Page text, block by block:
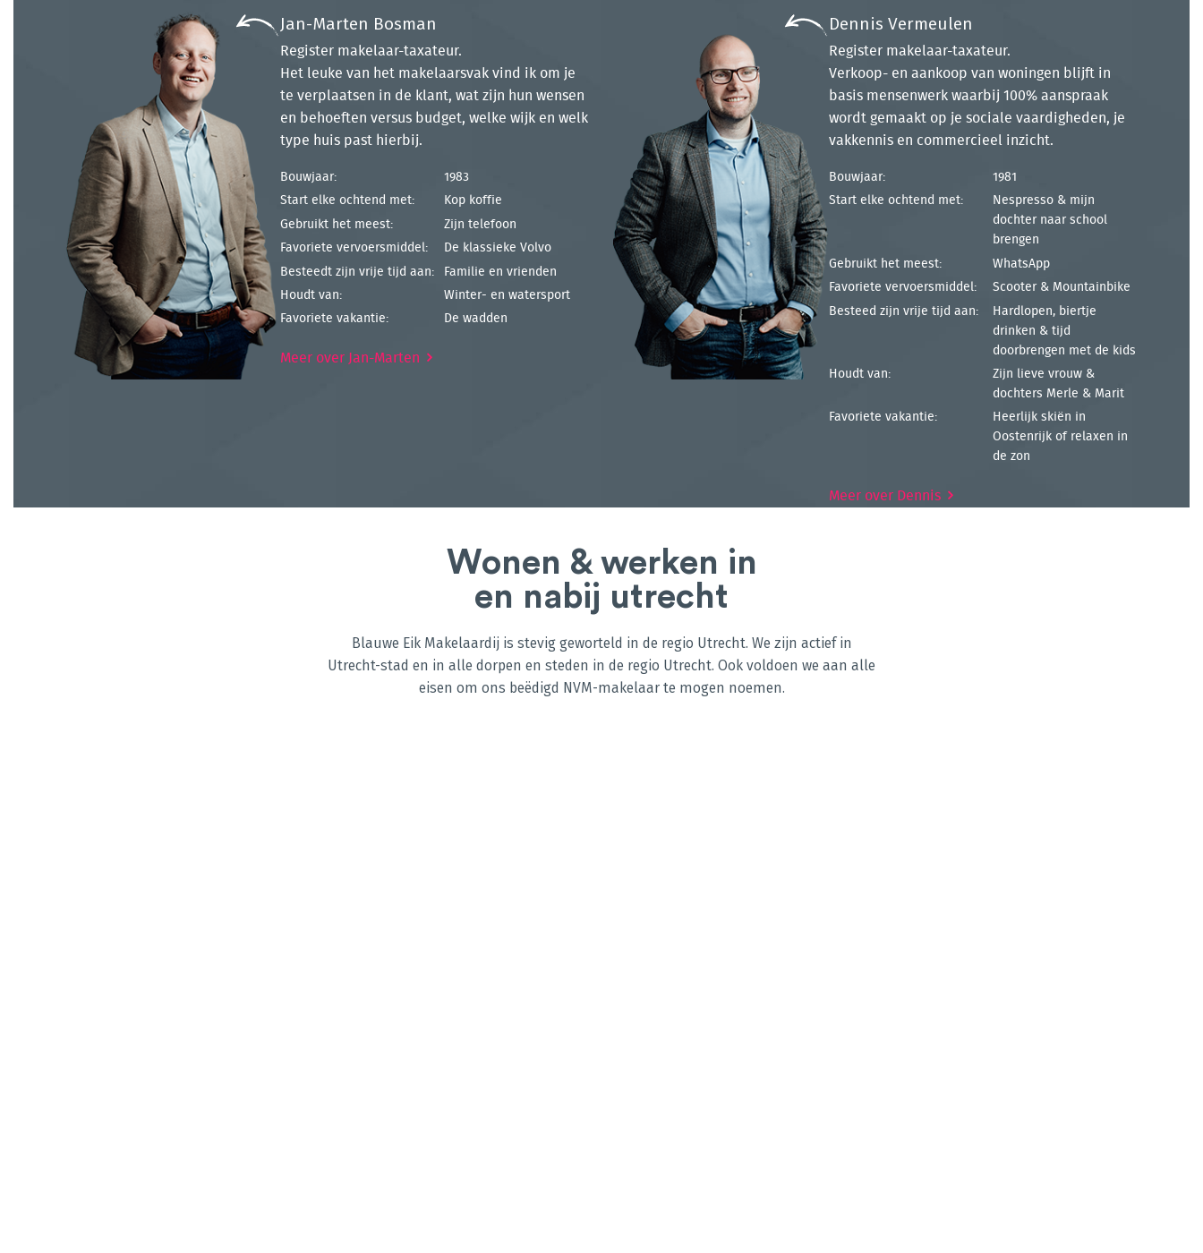
Jan-Marten Bosman
Register makelaar-taxateur.
Het leuke van het makelaarsvak vind ik om je
te verplaatsen in de klant, wat zijn hun wensen
en behoeften versus budget, welke wijk en welk
type huis past hierbij.
Bouwjaar:
1983
Start elke ochtend met:
Kop koffie
Gebruikt het meest:
Zijn telefoon
Favoriete vervoersmiddel:
De klassieke Volvo
Besteedt zijn vrije tijd aan:
Familie en vrienden
Houdt van:
Winter- en watersport
Favoriete vakantie:
De wadden
Meer over Jan-Marten
Dennis Vermeulen
Register makelaar-taxateur.
Verkoop- en aankoop van woningen blijft in
basis mensenwerk waarbij 100% aanspraak
wordt gemaakt op je sociale vaardigheden, je
vakkennis en commercieel inzicht.
Bouwjaar:
1981
Start elke ochtend met:
Nespresso & mijn
dochter naar school
brengen
Gebruikt het meest:
WhatsApp
Favoriete vervoersmiddel:
Scooter & Mountainbike
Besteed zijn vrije tijd aan:
Hardlopen, biertje
drinken & tijd
doorbrengen met de kids
Houdt van:
Zijn lieve vrouw &
dochters Merle & Marit
Favoriete vakantie:
Heerlijk skiën in
Oostenrijk of relaxen in
de zon
Meer over Dennis
Wonen & werken in
en nabij utrecht
Blauwe Eik Makelaardij is stevig geworteld in de regio Utrecht. We zijn actief in
Utrecht-stad en in alle dorpen en steden in de regio Utrecht. Ook voldoen we aan alle
eisen om ons beëdigd NVM-makelaar te mogen noemen.